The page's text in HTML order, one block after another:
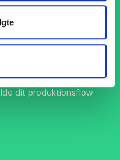
sikrer vi, at dine
står klar til at levere
dit produktionsflow